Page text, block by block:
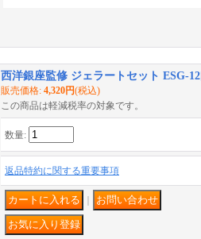
西洋銀座監修 ジェラートセット ESG-12
販売価格: 4,320円(税込)
この商品は軽減税率の対象です。
数量:
返品特約に関する重要事項